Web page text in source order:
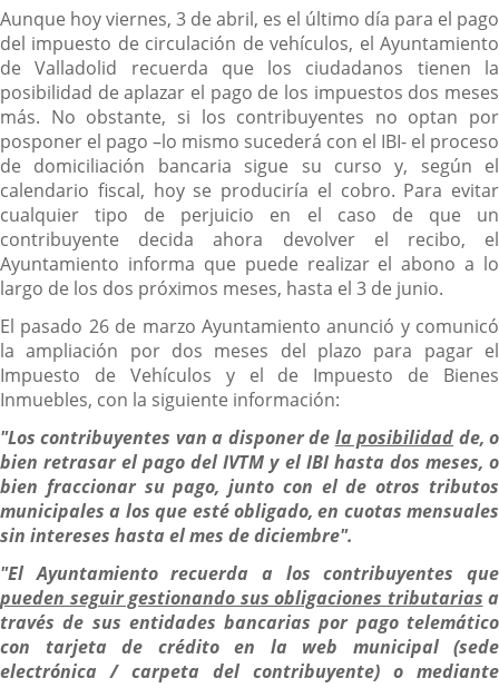
Descripción
Aunque hoy viernes, 3 de abril, es el último día para el pago
del impuesto de circulación de vehículos, el Ayuntamiento
de Valladolid recuerda que los ciudadanos tienen la
posibilidad de aplazar el pago de los impuestos dos meses
más. No obstante, si los contribuyentes no optan por
posponer el pago –lo mismo sucederá con el IBI- el proceso
de domiciliación bancaria sigue su curso y, según el
calendario fiscal, hoy se produciría el cobro. Para evitar
cualquier tipo de perjuicio en el caso de que un
contribuyente decida ahora devolver el recibo, el
Ayuntamiento informa que puede realizar el abono a lo
largo de los dos próximos meses, hasta el 3 de junio.
El pasado 26 de marzo Ayuntamiento anunció y comunicó
la ampliación por dos meses del plazo para pagar el
Impuesto de Vehículos y el de Impuesto de Bienes
Inmuebles, con la siguiente información:
"Los contribuyentes van a disponer de la posibilidad de, o
bien retrasar el pago del IVTM y el IBI hasta dos meses, o
bien fraccionar su pago, junto con el de otros tributos
municipales a los que esté obligado, en cuotas mensuales
sin intereses hasta el mes de diciembre".
"El Ayuntamiento recuerda a los contribuyentes que
pueden seguir gestionando sus obligaciones tributarias a
través de sus entidades bancarias por pago telemático
con tarjeta de crédito en la web municipal (sede
electrónica / carpeta del contribuyente) o mediante